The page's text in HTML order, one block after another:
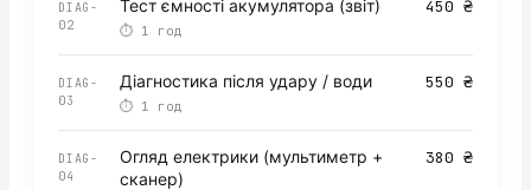
DIAG-
02
Тест ємності акумулятора (звіт)
⏱ 1 год
450 ₴
DIAG-
03
Діагностика після удару / води
⏱ 1 год
550 ₴
DIAG-
04
Огляд електрики (мультиметр +
сканер)
380 ₴